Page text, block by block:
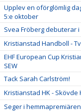
Upplev en oförglömlig
5:e oktober
Svea Fröberg debuterar
Kristianstad Handboll -
EHF European Cup
SEW
Tack Sarah Carlström!
Kristianstad HK - Skövde
Seger i hemmapremiären